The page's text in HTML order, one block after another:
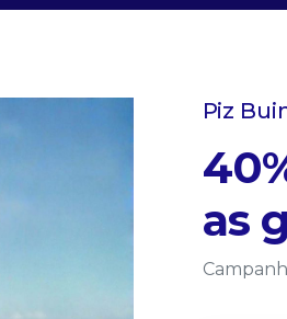
Piz
as